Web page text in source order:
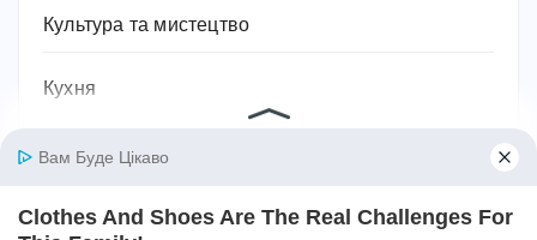
Культура та мистецтво
Кухня
Лікувальні засоби
Література та книжки